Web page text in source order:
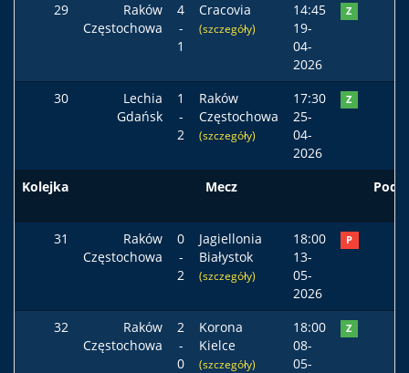
29
Raków
Częstochowa
4
-
1
Cracovia
(szczegóły)
14:45
19-
04-
2026
Z
30
Lechia
Gdańsk
1
-
2
Raków
Częstochowa
(szczegóły)
17:30
25-
04-
2026
Z
Kolejka Mecz Podst
31
Raków
Częstochowa
0
-
2
Jagiellonia
Białystok
(szczegóły)
18:00
13-
05-
2026
P
32
Raków
Częstochowa
2
-
0
Korona
Kielce
(szczegóły)
18:00
08-
05-
Z